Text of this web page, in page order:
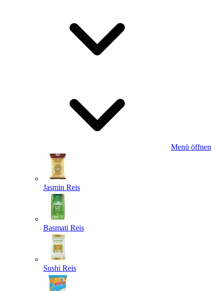
Menü öffnen
Jasmin Reis
Basmati Reis
Sushi Reis